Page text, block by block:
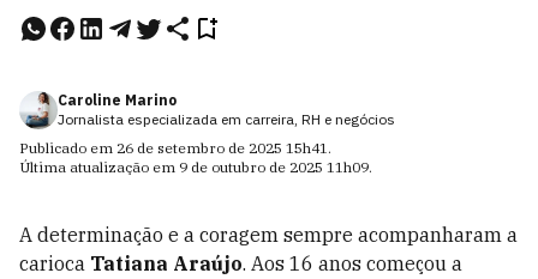
Caroline Marino
Jornalista especializada em carreira, RH e negócios
Publicado em 26 de setembro de 2025 15h41.
Última atualização em 9 de outubro de 2025 11h09.
A determinação e a coragem sempre acompanharam a
carioca Tatiana Araújo. Aos 16 anos começou a